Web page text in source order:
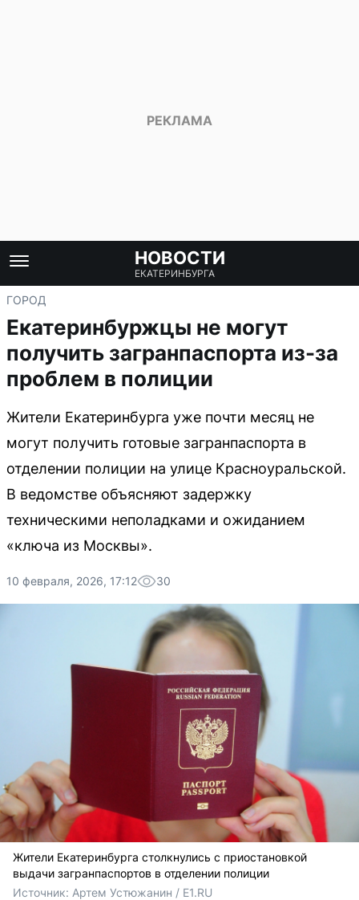
НОВОСТИ
ЕКАТЕРИНБУРГА
ГОРОД
Екатеринбуржцы не могут
получить загранпаспорта из-за
проблем в полиции
Жители Екатеринбурга уже почти месяц не
могут получить готовые загранпаспорта в
отделении полиции на улице Красноуральской.
В ведомстве объясняют задержку
техническими неполадками и ожиданием
«ключа из Москвы».
10 февраля, 2026, 17:12 30
Жители Екатеринбурга столкнулись с приостановкой
выдачи загранпаспортов в отделении полиции
Источник: Артем Устюжанин / E1.RU